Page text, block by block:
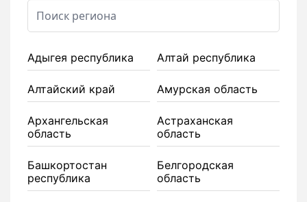
Адыгея республика Алтай республика
Алтайский край Амурская область
Архангельская
область
Астраханская
область
Башкортостан
республика
Белгородская
область